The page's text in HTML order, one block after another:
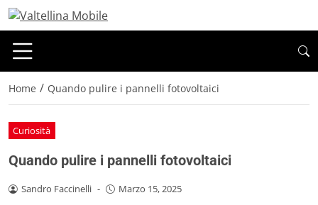
Home / Quando pulire i pannelli fotovoltaici
Curiosità
Quando pulire i pannelli fotovoltaici
Sandro Faccinelli - Marzo 15, 2025